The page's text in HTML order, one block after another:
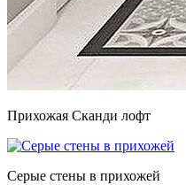
Прихожая Сканди лофт
Серые стены в прихожей